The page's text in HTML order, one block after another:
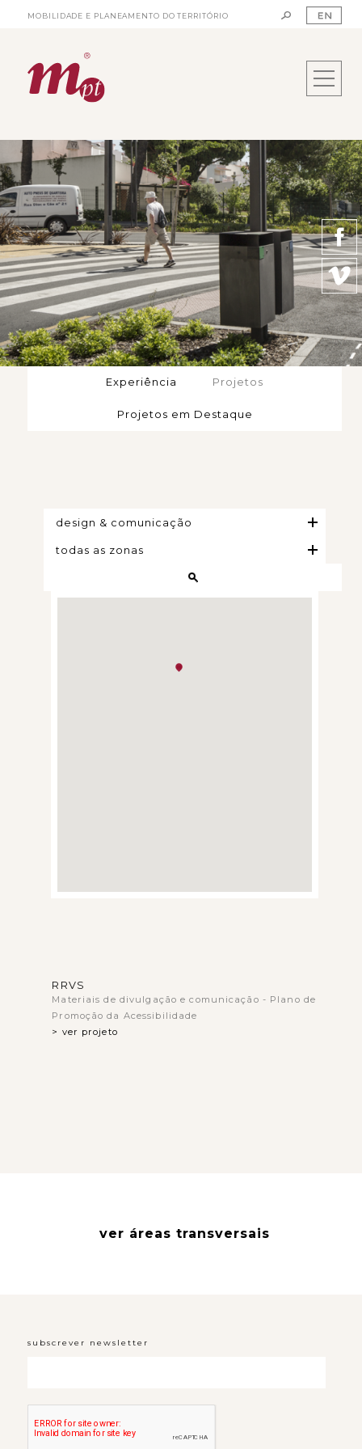
MOBILIDADE E PLANEAMENTO DO TERRITÓRIO
Experiência Projetos
Projetos em Destaque
RRVS
Materiais de divulgação e comunicação - Plano de
Promoção da Acessibilidade
> ver projeto
ver áreas transversais
subscrever newsletter